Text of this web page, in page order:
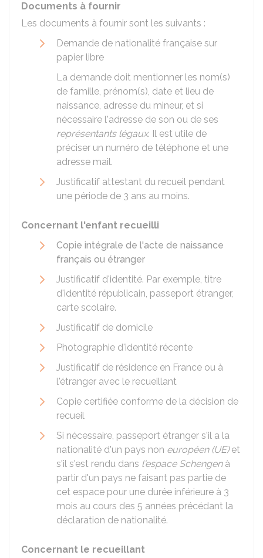
Documents à fournir
Les documents à fournir sont les suivants :
Demande de nationalité française sur
papier libre
La demande doit mentionner les nom(s)
de famille, prénom(s), date et lieu de
naissance, adresse du mineur, et si
nécessaire l'adresse de son ou de ses
représentants légaux. Il est utile de
préciser un numéro de téléphone et une
adresse mail.
Justificatif attestant du recueil pendant
une période de 3 ans au moins.
Concernant l'enfant recueilli
Copie intégrale de l'acte de naissance
français ou étranger
Justificatif d'identité. Par exemple, titre
d'identité républicain, passeport étranger,
carte scolaire.
Justificatif de domicile
Photographie d'identité récente
Justificatif de résidence en France ou à
l'étranger avec le recueillant
Copie certifiée conforme de la décision de
recueil
Si nécessaire, passeport étranger s'il a la
nationalité d'un pays non européen (UE)et
s'il s'est rendu dans l'espace Schengenà
partir d'un pays ne faisant pas partie de
cet espace pour une durée inférieure à 3
mois au cours des 5 années précédant la
déclaration de nationalité.
Concernant le recueillant